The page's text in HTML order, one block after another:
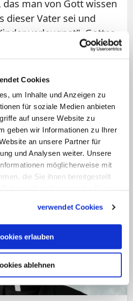
Cookies
um Inhalte und Anzeigen zu
für soziale Medien anbieten
auf unsere Website zu
geben wir Informationen zu Ihrer
an unsere Partner für
und Analysen weiter. Unsere
möglicherweise mit
die Sie ihnen bereitgestellt
verwendet Cookies
erlauben
ablehnen
das man von Gott wissen
dieser Vater sei und
verleugnet". Gottes
Gott gefunden. Im
oder
die sich für das
das Buch der
lesen. "Dort werden
Kirche
(KNA)